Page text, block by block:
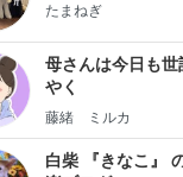
たまねぎ
母さんは今日も世
やく
藤緒 ミルカ
白柴 『きなこ』